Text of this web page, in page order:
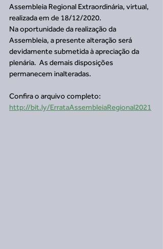
Assembleia Regional Extraordinária, virtual,
realizada em de 18/12/2020.
Na oportunidade da realização da
Assembleia, a presente alteração será
devidamente submetida à apreciação da
plenária.  As demais disposições
permanecem inalteradas.
Confira o arquivo completo:
http://bit.ly/ErrataAssembleiaRegional2021